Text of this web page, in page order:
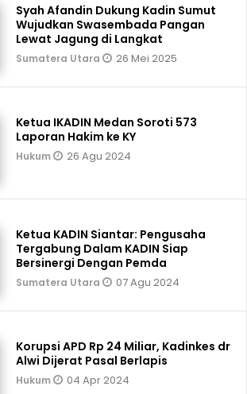
Syah Afandin Dukung Kadin Sumut
Wujudkan Swasembada Pangan
Lewat Jagung di Langkat
Sumatera Utara 26 Mei 2025
Ketua IKADIN Medan Soroti 573
Laporan Hakim ke KY
Hukum 26 Agu 2024
Ketua KADIN Siantar: Pengusaha
Tergabung Dalam KADIN Siap
Bersinergi Dengan Pemda
Sumatera Utara 07 Agu 2024
Korupsi APD Rp 24 Miliar, Kadinkes dr
Alwi Dijerat Pasal Berlapis
Hukum 04 Apr 2024